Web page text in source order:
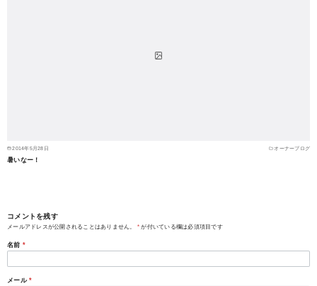
2014年5月28日 オーナーブログ
暑いなー！
コメントを残す
メールアドレスが公開されることはありません。 * が付いている欄は必須項目です
名前 *
メール *